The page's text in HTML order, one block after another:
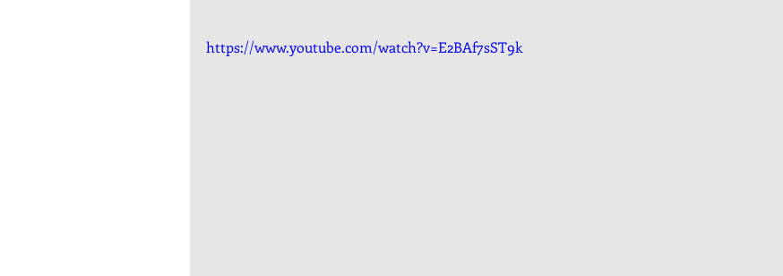
https://www.youtube.com/watch?v=E2BAf7sST9k